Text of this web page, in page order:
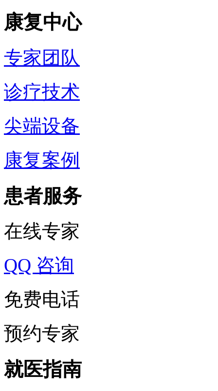
康复中心
专家团队
诊疗技术
尖端设备
康复案例
患者服务
在线专家
QQ 咨询
免费电话
预约专家
就医指南